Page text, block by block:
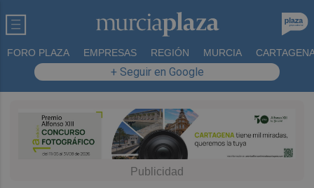
FORO PLAZA EMPRESAS REGIÓN MURCIA
+ Seguir en Google